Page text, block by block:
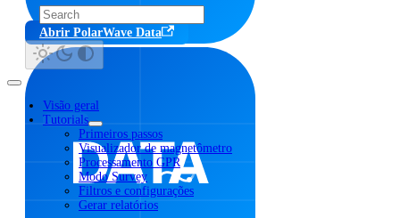
Abrir PolarWave Data
Visão geral
Tutorials
Primeiros passos
Visualizador de magnetômetro
Processamento GPR
Modo Survey
Filtros e configurações
Gerar relatórios